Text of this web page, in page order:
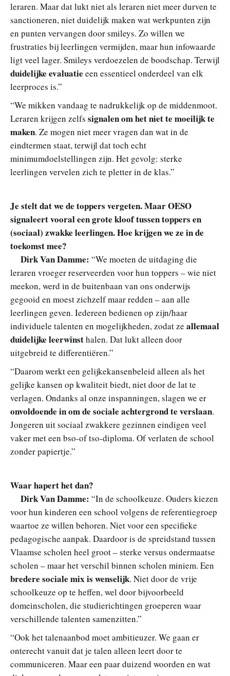
leraren. Maar dat lukt niet als leraren niet meer durven te
sanctioneren, niet duidelijk maken wat werkpunten zijn
en punten vervangen door smileys. Zo willen we
frustraties bij leerlingen vermijden, maar hun infowaarde
ligt veel lager. Smileys verdoezelen de boodschap. Terwijl
duidelijke evaluatie een essentieel onderdeel van elk
leerproces is.”
“We mikken vandaag te nadrukkelijk op de middenmoot.
Leraren krijgen zelfs signalen om het niet te moeilijk te
maken. Ze mogen niet meer vragen dan wat in de
eindtermen staat, terwijl dat toch echt
minimumdoelstellingen zijn. Het gevolg: sterke
leerlingen vervelen zich te pletter in de klas.”
Je stelt dat we de toppers vergeten. Maar OESO
signaleert vooral een grote kloof tussen toppers en
(sociaal) zwakke leerlingen. Hoe krijgen we ze in de
toekomst mee?
Dirk Van Damme: “We moeten de uitdaging die
leraren vroeger reserveerden voor hun toppers – wie niet
meekon, werd in de buitenbaan van ons onderwijs
gegooid en moest zichzelf maar redden – aan alle
leerlingen geven. Iedereen bedienen op zijn/haar
individuele talenten en mogelijkheden, zodat ze allemaal
duidelijke leerwinsthalen. Dat lukt alleen door
uitgebreid te differentiëren.”
“Daarom werkt een gelijkekansenbeleid alleen als het
gelijke kansen op kwaliteit biedt, niet door de lat te
verlagen. Ondanks al onze inspanningen, slagen we er
onvoldoende in om de sociale achtergrond te verslaan.
Jongeren uit sociaal zwakkere gezinnen eindigen veel
vaker met een bso-of tso-diploma. Of verlaten de school
zonder papiertje.”
Waar hapert het dan?
Dirk Van Damme: “In de schoolkeuze. Ouders kiezen
voor hun kinderen een school volgens de referentiegroep
waartoe ze willen behoren. Niet voor een specifieke
pedagogische aanpak. Daardoor is de spreidstand tussen
Vlaamse scholen heel groot – sterke versus ondermaatse
scholen – maar het verschil binnen scholen miniem. Een
bredere sociale mix is wenselijk. Niet door de vrije
schoolkeuze op te heffen, wel door bijvoorbeeld
domeinscholen, die studierichtingen groeperen waar
verschillende talenten samenzitten.”
“Ook het talenaanbod moet ambitieuzer. We gaan er
onterecht vanuit dat je talen alleen leert door te
communiceren. Maar een paar duizend woorden en wat